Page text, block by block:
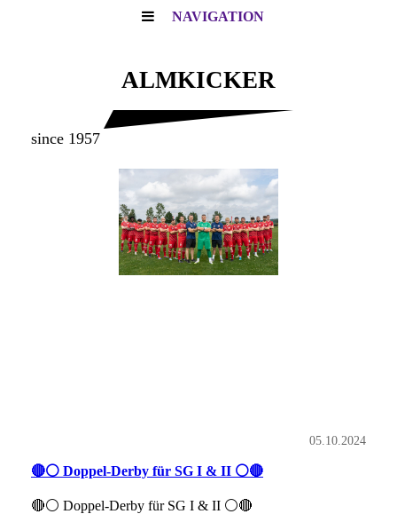
NAVIGATION
ALMKICKER
since 1957
05.10.2024
🔴⚪ Doppel-Derby für SG I & II ⚪🔴
🔴⚪ Doppel-Derby für SG I & II ⚪🔴